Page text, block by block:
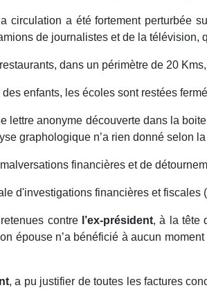
circulation a été fortement perturbée
de journalistes et de la
dans un périmètre de 20
enfants, les écoles sont restées
lettre anonyme découverte dans la
graphologique n’a rien donné selon
financières et de
d'investigations financières et fiscales
contre l’ex-président, à la tête
épouse n’a bénéficié à aucun
, a pu justifier de toutes les factures